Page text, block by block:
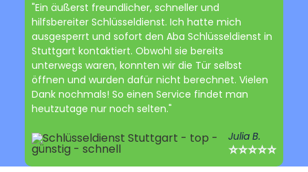
"Ein äußerst freundlicher, schneller und
hilfsbereiter Schlüsseldienst. Ich hatte mich
ausgesperrt und sofort den Aba Schlüsseldienst in
Stuttgart kontaktiert. Obwohl sie bereits
unterwegs waren, konnten wir die Tür selbst
öffnen und wurden dafür nicht berechnet. Vielen
Dank nochmals! So einen Service findet man
heutzutage nur noch selten."
Julia B.
⭐⭐⭐⭐⭐